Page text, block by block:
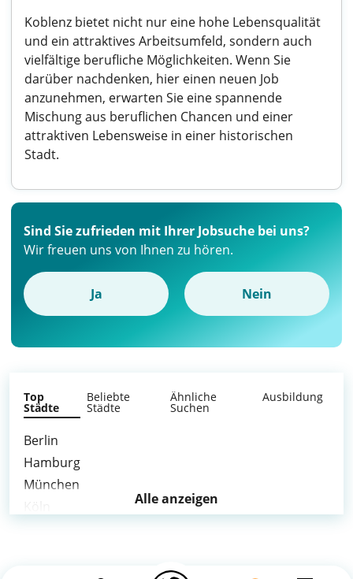
Koblenz bietet nicht nur eine hohe Lebensqualität
und ein attraktives Arbeitsumfeld, sondern auch
vielfältige berufliche Möglichkeiten. Wenn Sie
darüber nachdenken, hier einen neuen Job
anzunehmen, erwarten Sie eine spannende
Mischung aus beruflichen Chancen und einer
attraktiven Lebensweise in einer historischen
Stadt.
Sind Sie zufrieden mit Ihrer Jobsuche bei uns?
Wir freuen uns von Ihnen zu hören.
Ja Nein
Top
Städte
Beliebte
Städte
Ähnliche
Suchen
Ausbildung
Berlin
Hamburg
München
Alle anzeigen